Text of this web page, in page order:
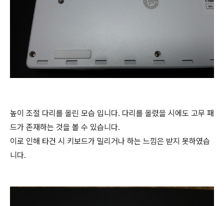
높이 조절 다리를 올린 모습 입니다. 다리를 올렸을 시에도 고무 패
드가 존재하는 것을 볼 수 있습니다.
이로 인해 타건 시 키보드가 밀리거나 하는 느낌은 받지 못하였습
니다.